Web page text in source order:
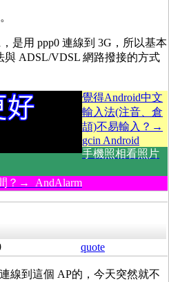
是用 ppp0 連線到 3G，所以基本
與 ADSL/VDSL 網路撥接的方式
覺得Android中文
輸入法(注音、倉
頡)不易輸入？→
gcin Android
手機照相看照片
？→ AndAlarm
quote
線到這個 AP的，今天突然就不